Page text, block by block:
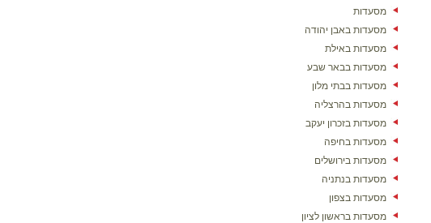
מסעדות
מסעדות באבן יהודה
מסעדות באילת
מסעדות בבאר שבע
מסעדות בבתי מלון
מסעדות בהרצליה
מסעדות בזכרון יעקב
מסעדות בחיפה
מסעדות בירושלים
מסעדות בנתניה
מסעדות בצפון
מסעדות בראשון לציון